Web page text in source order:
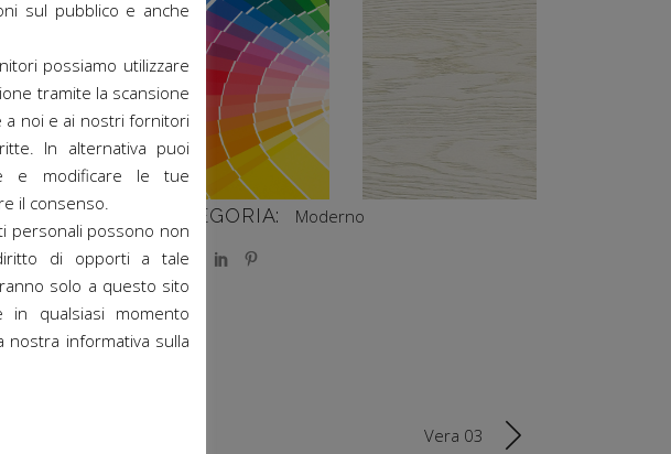
Disponibile in
tutte le finiture
RAL a richiesta
Finitura
spazzolata
laccata
CATEGORIA: Moderno
Vera 03
sul pubblico e anche
possiamo utilizzare
tramite la scansione
a noi e ai nostri fornitori
In alternativa puoi
e modificare le tue
il consenso.
personali possono non
di opporti a tale
solo a questo sito
qualsiasi momento
informativa sulla